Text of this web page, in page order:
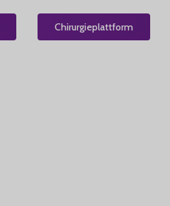
Chirurgieplattform